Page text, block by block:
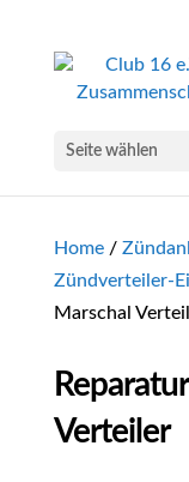
Seite wählen
Home/
Zündverteiler-
Marschal
Verteiler